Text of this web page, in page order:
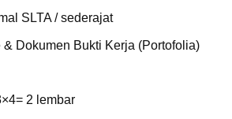
SLTA / sederajat
Dokumen Bukti Kerja (Portofolia)
2 lembar